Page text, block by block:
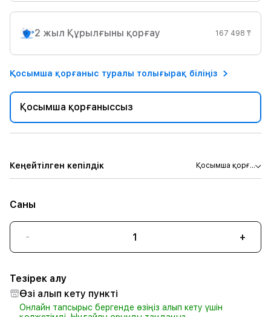
2 жыл Құрылғыны қорғау 167 498 ₸
Қосымша қорғаныс туралы толығырақ біліңіз
Қосымша қорғаныссыз
Кеңейтілген кепілдік Қосымша қорғ...
Саны
- +
Тезірек алу
Өзі алып кету пункті
Онлайн тапсырыс бергенде өзіңіз алып кету үшін